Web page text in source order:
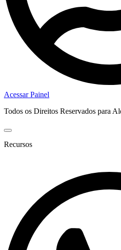
Acessar Painel
Todos os Direitos Reservados para
Recursos